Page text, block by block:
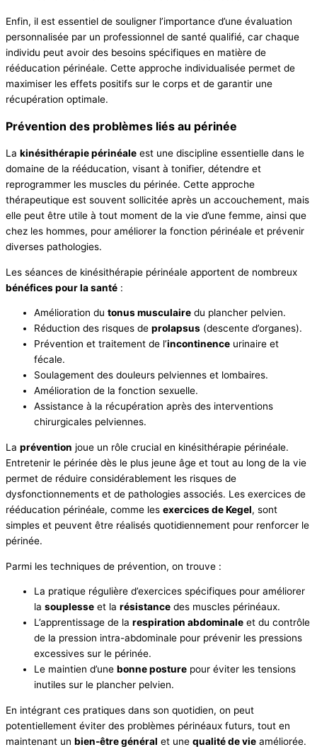
Enfin, il est essentiel de souligner l’importance d’une évaluation
personnalisée par un professionnel de santé qualifié, car chaque
individu peut avoir des besoins spécifiques en matière de
rééducation périnéale. Cette approche individualisée permet de
maximiser les effets positifs sur le corps et de garantir une
récupération optimale.
Prévention des problèmes liés au périnée
La kinésithérapie périnéale est une discipline essentielle dans le
domaine de la rééducation, visant à tonifier, détendre et
reprogrammer les muscles du périnée. Cette approche
thérapeutique est souvent sollicitée après un accouchement, mais
elle peut être utile à tout moment de la vie d’une femme, ainsi que
chez les hommes, pour améliorer la fonction périnéale et prévenir
diverses pathologies.
Les séances de kinésithérapie périnéale apportent de nombreux
bénéfices pour la santé :
Amélioration du tonus musculaire du plancher pelvien.
Réduction des risques de prolapsus (descente d’organes).
Prévention et traitement de l’incontinence urinaire et
fécale.
Soulagement des douleurs pelviennes et lombaires.
Amélioration de la fonction sexuelle.
Assistance à la récupération après des interventions
chirurgicales pelviennes.
La prévention joue un rôle crucial en kinésithérapie périnéale.
Entretenir le périnée dès le plus jeune âge et tout au long de la vie
permet de réduire considérablement les risques de
dysfonctionnements et de pathologies associés. Les exercices de
rééducation périnéale, comme les exercices de Kegel, sont
simples et peuvent être réalisés quotidiennement pour renforcer le
périnée.
Parmi les techniques de prévention, on trouve :
La pratique régulière d’exercices spécifiques pour améliorer
la souplesse et la résistance des muscles périnéaux.
L’apprentissage de la respiration abdominale et du contrôle
de la pression intra-abdominale pour prévenir les pressions
excessives sur le périnée.
Le maintien d’une bonne posture pour éviter les tensions
inutiles sur le plancher pelvien.
En intégrant ces pratiques dans son quotidien, on peut
potentiellement éviter des problèmes périnéaux futurs, tout en
maintenant un bien-être général et une qualité de vie améliorée.